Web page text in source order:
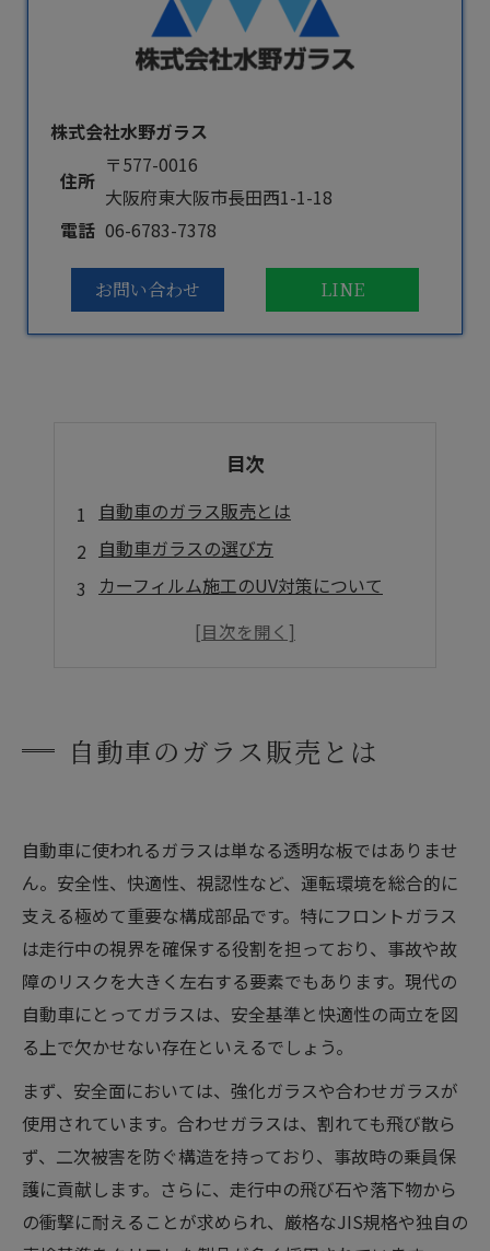
株式会社水野ガラス
住所
〒577-0016
大阪府東大阪市長田西1-1-18
電話 06-6783-7378
お問い合わせ LINE
目次
自動車のガラス販売とは
自動車ガラスの選び方
カーフィルム施工のUV対策について
購入や交換までの流れ
よくある質問
会社概要
自動車のガラス販売とは
自動車に使われるガラスは単なる透明な板ではありませ
ん。安全性、快適性、視認性など、運転環境を総合的に
支える極めて重要な構成部品です。特にフロントガラス
は走行中の視界を確保する役割を担っており、事故や故
障のリスクを大きく左右する要素でもあります。現代の
自動車にとってガラスは、安全基準と快適性の両立を図
る上で欠かせない存在といえるでしょう。
まず、安全面においては、強化ガラスや合わせガラスが
使用されています。合わせガラスは、割れても飛び散ら
ず、二次被害を防ぐ構造を持っており、事故時の乗員保
護に貢献します。さらに、走行中の飛び石や落下物から
の衝撃に耐えることが求められ、厳格なJIS規格や独自の